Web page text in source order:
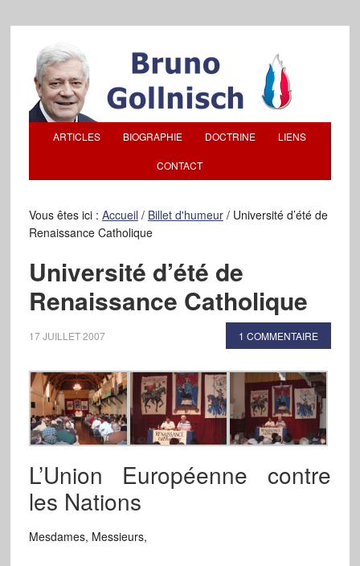
ARTICLES BIOGRAPHIE DOCTRINE LIENS
CONTACT
Vous êtes ici : Accueil / Billet d'humeur /Université d’été de
Renaissance Catholique
Université d’été de
Renaissance Catholique
17 JUILLET 2007 1 COMMENTAIRE
L’Union Européenne contre
les Nations
Mesdames, Messieurs,